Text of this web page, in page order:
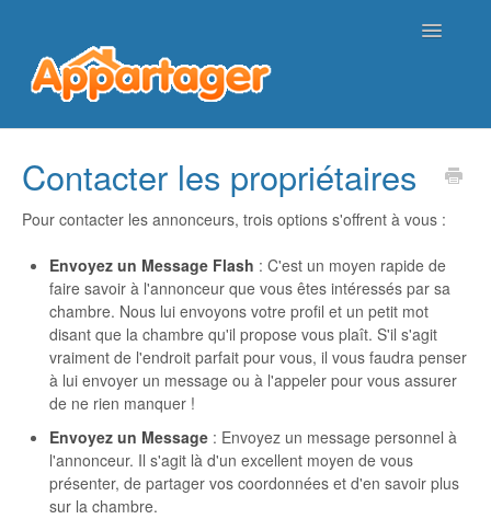
Toggle
Contacter les propriétaires
Pour contacter les annonceurs, trois options s'offrent à vous :
Envoyez un Message Flash : C'est un moyen rapide de
faire savoir à l'annonceur que vous êtes intéressés par sa
chambre. Nous lui envoyons votre profil et un petit mot
disant que la chambre qu'il propose vous plaît. S'il s'agit
vraiment de l'endroit parfait pour vous, il vous faudra penser
à lui envoyer un message ou à l'appeler pour vous assurer
de ne rien manquer !
Envoyez un Message : Envoyez un message personnel à
l'annonceur. Il s'agit là d'un excellent moyen de vous
présenter, de partager vos coordonnées et d'en savoir plus
sur la chambre.